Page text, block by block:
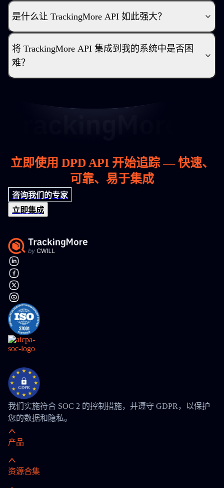
是什么让 TrackingMore API 如此强大？
将 TrackingMore API 集成到我的系统中是否困
难？
立即使用 DPD API 开始追踪 — 快速、
可靠、易于集成
咨询我们的专家
立即集成
我们实施符合 SOC 2 的控制措施，并遵守 GDPR，以保护
您的数据和隐私。
产品
资源合集